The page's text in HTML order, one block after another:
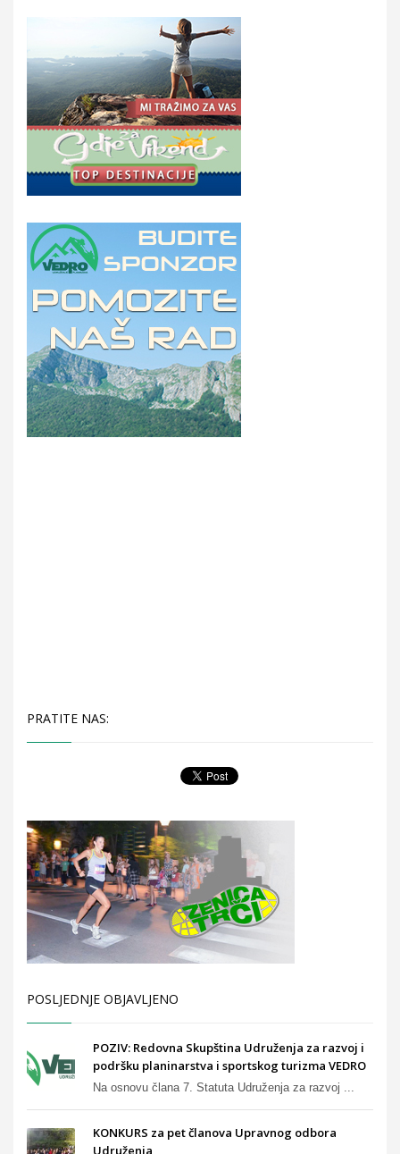
PRATITE NAS:
POSLJEDNJE OBJAVLJENO
POZIV: Redovna Skupština Udruženja za razvoj i
podršku planinarstva i sportskog turizma VEDRO
Na osnovu člana 7. Statuta Udruženja za razvoj ...
KONKURS za pet članova Upravnog odbora
Udruženja